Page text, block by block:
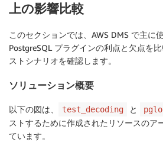
上の影響比較
このセクションでは、AWS DMS で主に
PostgreSQL プラグインの利点と欠点を
ストシナリオを確認します。
ソリューション概要
以下の図は、 test_decoding と
ストするために作成されたリソースのア
ています。